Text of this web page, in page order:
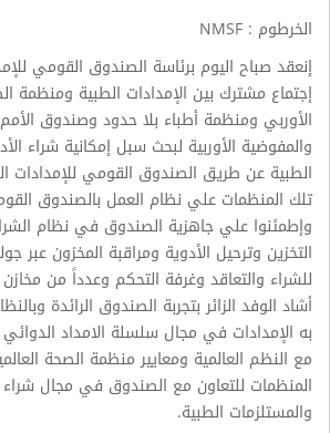
الخرطوم : NMSF
إنعقد صباح اليوم برئاسة الصندوق القومي
إجتماع مشترك بين الإمدادات الطبية ومنظمة
الأوربي ومنظمة أطباء بلا حدود وصندوق
والمفوضية الأوربية لبحث سبل إمكانية شراء
الطبية عن طريق الصندوق القومي
تلك المنظمات علي نظام العمل بالصندوق
وإطمئنوا علي جاهزية الصندوق في نظام
التخزين وترحيل الأدوية ومراقبة المخزون عبر
للشراء والتعاقد وغرفة التحكم وعدداً من
أشاد الوفد الزائر بتجربة الصندوق الرائدة
به الإمدادات في مجال سلسلة الامداد
مع النظم العالمية ومعايير منظمة الصحة
المنظمات للتعاون مع الصندوق في مجال شراء
والمستلزمات الطبية.